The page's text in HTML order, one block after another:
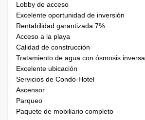
Lobby de acceso
Excelente oportunidad de inversión
Rentabilidad garantizada 7%
Acceso a la playa
Calidad de construcción
Tratamiento de agua con ósmosis inversa
Excelente ubicación
Servicios de Condo-Hotel
Ascensor
Parqueo
Paquete de mobiliario completo